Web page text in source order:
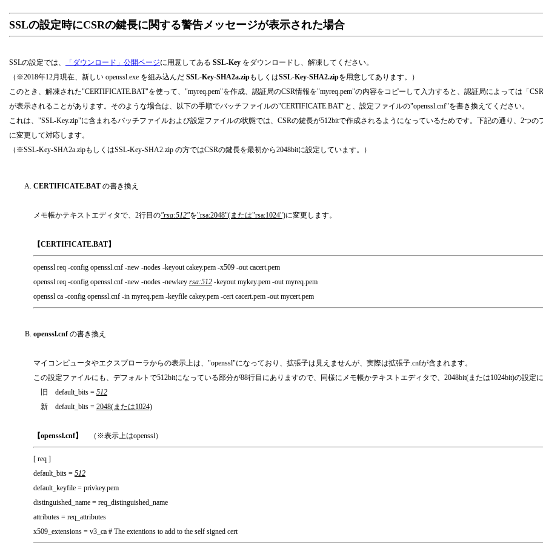
SSLの設定時にCSRの鍵長に関する警告メッセージが表示された場合
SSLの設定では、 「ダウンロード」公開ページに用意してある SSL-Key をダウンロードし、解凍してください。
（※2018年12月現在、新しい openssl.exe を組み込んだ SSL-Key-SHA2a.zipもしくはSSL-Key-SHA2.zipを用意してあります。）
このとき、解凍された"CERTIFICATE.BAT"を使って、"myreq.pem"を作成、認証局のCSR情報を"myreq.pem"の内容をコピーして入力すると、認証局によっては「
が表示されることがあります。そのような場合は、以下の手順でバッチファイルの"CERTIFICATE.BAT"と、設定ファイルの"openssl.cnf"を書き換えてください。
これは、"SSL-Key.zip"に含まれるバッチファイルおよび設定ファイルの状態では、CSRの鍵長が512bitで作成されるようになっているためです。下記の通り、2つの
に変更して対応します。
（※SSL-Key-SHA2a.zipもしくはSSL-Key-SHA2.zip の方ではCSRの鍵長を最初から2048bitに設定しています。）
CERTIFICATE.BAT の書き換え
メモ帳かテキストエディタで、2行目の"rsa:512"を"rsa:2048"(または"rsa:1024")に変更します。
【CERTIFICATE.BAT】
openssl req -config openssl.cnf -new -nodes -keyout cakey.pem -x509 -out cacert.pem
openssl req -config openssl.cnf -new -nodes -newkey rsa:512 -keyout mykey.pem -out myreq.pem
openssl ca -config openssl.cnf -in myreq.pem -keyfile cakey.pem -cert cacert.pem -out mycert.pem
openssl.cnfの書き換え
マイコンピュータやエクスプローラからの表示上は、"openssl"になっており、拡張子は見えませんが、実際は拡張子.cnfが含まれます。
この設定ファイルにも、デフォルトで512bitになっている部分が88行目にありますので、同様にメモ帳かテキストエディタで、2048bit(または1024bit)の設定に
旧 default_bits = 512
新 default_bits = 2048(または1024)
【openssl.cnf】 （※表示上はopenssl）
[ req ]
default_bits = 512
default_keyfile = privkey.pem
distinguished_name = req_distinguished_name
attributes = req_attributes
x509_extensions = v3_ca # The extentions to add to the self signed cert